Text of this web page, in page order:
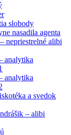
slobody
nasadila agenta
nepriestrelné alibi
analytika
analytika
a svedok
– alibi